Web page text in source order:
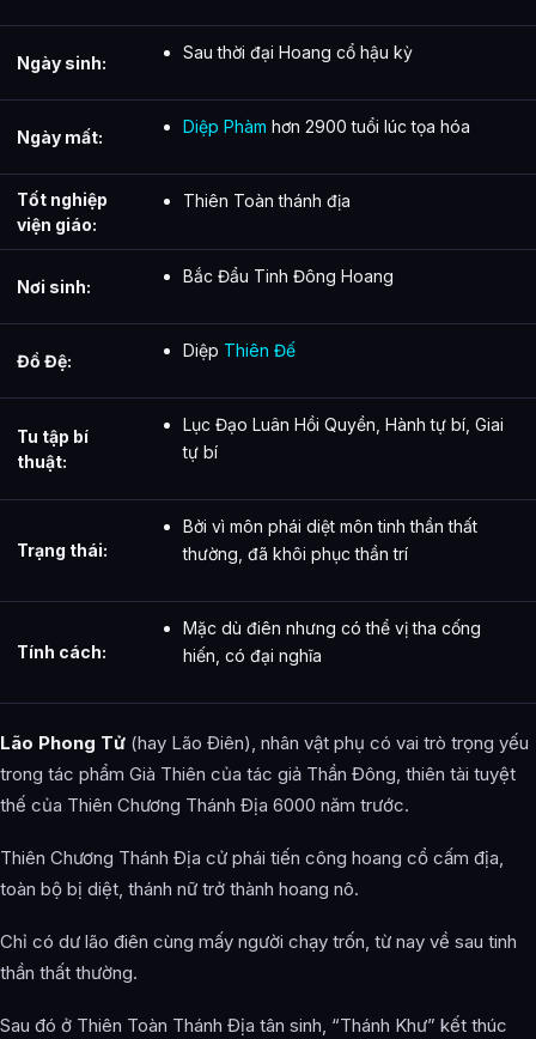
Ngày sinh:
Sau thời đại Hoang cổ hậu kỳ
Ngày mất:
Diệp Phàm hơn 2900 tuổi lúc tọa hóa
Tốt nghiệp
viện giáo:
Thiên Toàn thánh địa
Nơi sinh:
Bắc Đẩu Tinh Đông Hoang
Đồ Đệ:
Diệp Thiên Đế
Tu tập bí
thuật:
Lục Đạo Luân Hồi Quyền, Hành tự bí, Giai
tự bí
Trạng thái:
Bởi vì môn phái diệt môn tinh thần thất
thường, đã khôi phục thần trí
Tính cách:
Mặc dù điên nhưng có thể vị tha cống
hiến, có đại nghĩa
Lão Phong Tử (hay Lão Điên), nhân vật phụ có vai trò trọng yếu
trong tác phẩm Già Thiên của tác giả Thần Đông, thiên tài tuyệt
thế của Thiên Chương Thánh Địa 6000 năm trước.
Thiên Chương Thánh Địa cử phái tiến công hoang cổ cấm địa,
toàn bộ bị diệt, thánh nữ trở thành hoang nô.
Chỉ có dư lão điên cùng mấy người chạy trốn, từ nay về sau tinh
thần thất thường.
Sau đó ở Thiên Toàn Thánh Địa tân sinh, “Thánh Khư” kết thúc